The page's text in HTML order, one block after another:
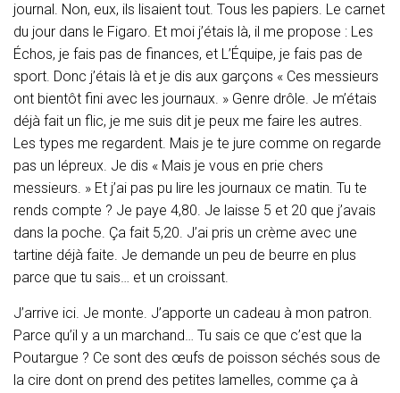
journal. Non, eux, ils lisaient tout. Tous les papiers. Le carnet
du jour dans le Figaro. Et moi j’étais là, il me propose : Les
Échos, je fais pas de finances, et L’Équipe, je fais pas de
sport. Donc j’étais là et je dis aux garçons « Ces messieurs
ont bientôt fini avec les journaux. » Genre drôle. Je m’étais
déjà fait un flic, je me suis dit je peux me faire les autres.
Les types me regardent. Mais je te jure comme on regarde
pas un lépreux. Je dis « Mais je vous en prie chers
messieurs. » Et j’ai pas pu lire les journaux ce matin. Tu te
rends compte ? Je paye 4,80. Je laisse 5 et 20 que j’avais
dans la poche. Ça fait 5,20. J’ai pris un crème avec une
tartine déjà faite. Je demande un peu de beurre en plus
parce que tu sais… et un croissant.
J’arrive ici. Je monte. J’apporte un cadeau à mon patron.
Parce qu’il y a un marchand… Tu sais ce que c’est que la
Poutargue ? Ce sont des œufs de poisson séchés sous de
la cire dont on prend des petites lamelles, comme ça à